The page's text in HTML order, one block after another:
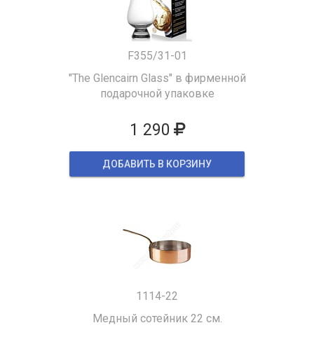
F355/31-01
"The Glencairn Glass" в фирменной
подарочной упаковке
1 290
ДОБАВИТЬ В КОРЗИНУ
1114-22
Медный сотейник 22 см.